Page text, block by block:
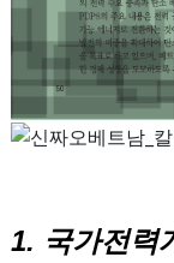
1. 국가전력